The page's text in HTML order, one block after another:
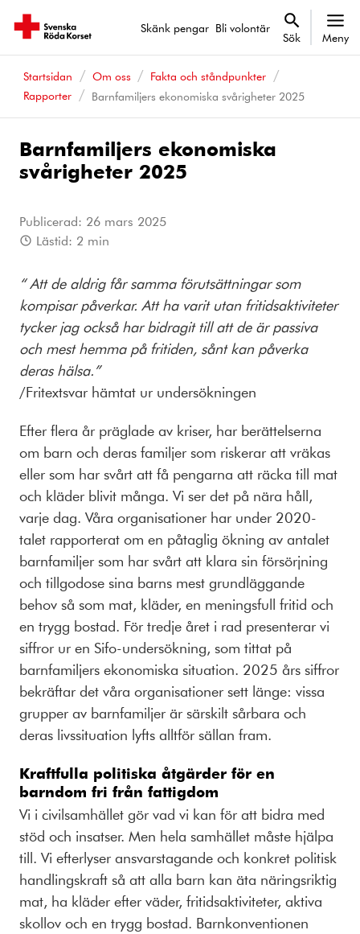
Skänk pengar Bli volontär
Sök Meny
Startsidan Om oss
Fakta och ståndpunkter
Rapporter
Barnfamiljers ekonomiska svårigheter 2025
Barnfamiljers ekonomiska
svårigheter 2025
Publicerad: 26 mars 2025
Lästid: 2 min
“ Att de aldrig får samma förutsättningar som
kompisar påverkar. Att ha varit utan fritidsaktiviteter
tycker jag också har bidragit till att de är passiva
och mest hemma på fritiden, sånt kan påverka
deras hälsa.”
/Fritextsvar hämtat ur undersökningen
Efter flera år präglade av kriser, har berättelserna
om barn och deras familjer som riskerar att vräkas
eller som har svårt att få pengarna att räcka till mat
och kläder blivit många. Vi ser det på nära håll,
varje dag. Våra organisationer har under 2020-
talet rapporterat om en påtaglig ökning av antalet
barnfamiljer som har svårt att klara sin försörjning
och tillgodose sina barns mest grundläggande
behov så som mat, kläder, en meningsfull fritid och
en trygg bostad. För tredje året i rad presenterar vi
siffror ur en Sifo-undersökning, som tittat på
barnfamiljers ekonomiska situation. 2025 års siffror
bekräftar det våra organisationer sett länge: vissa
grupper av barnfamiljer är särskilt sårbara och
deras livssituation lyfts alltför sällan fram.
Kraftfulla politiska åtgärder för en
barndom fri från fattigdom
Vi i civilsamhället gör vad vi kan för att bidra med
stöd och insatser. Men hela samhället måste hjälpa
till. Vi efterlyser ansvarstagande och konkret politisk
handlingskraft så att alla barn kan äta näringsriktig
mat, ha kläder efter väder, fritidsaktiviteter, aktiva
skollov och en trygg bostad. Barnkonventionen